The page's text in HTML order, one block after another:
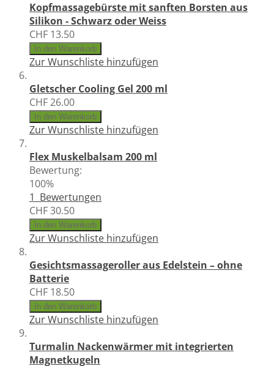
Kopfmassagebürste mit sanften Borsten aus
Silikon - Schwarz oder Weiss
CHF 13.50
In den Warenkorb
Zur Wunschliste hinzufügen
Gletscher Cooling Gel 200 ml
CHF 26.00
In den Warenkorb
Zur Wunschliste hinzufügen
Flex Muskelbalsam 200 ml
Bewertung:
100%
1 Bewertungen
CHF 30.50
In den Warenkorb
Zur Wunschliste hinzufügen
Gesichtsmassageroller aus Edelstein – ohne
Batterie
CHF 18.50
In den Warenkorb
Zur Wunschliste hinzufügen
Turmalin Nackenwärmer mit integrierten
Magnetkugeln